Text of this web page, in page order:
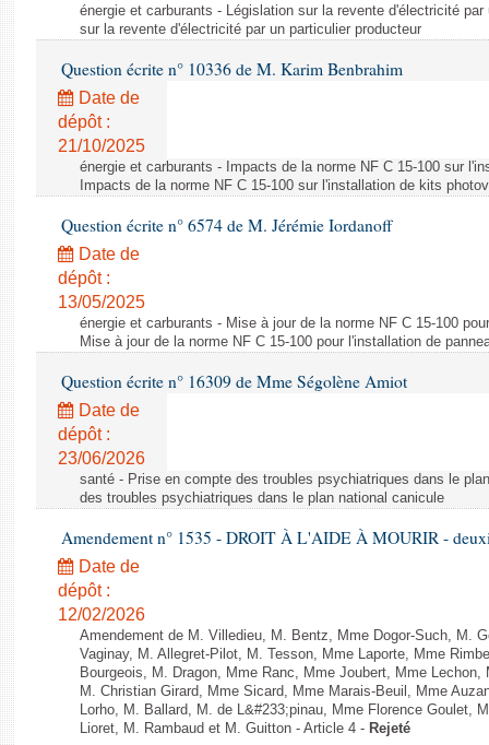
énergie et carburants - Législation sur la revente d'électricité
sur la revente d'électricité par un particulier producteur
Question écrite n° 10336 de M. Karim Benbrahim
Date de
dépôt :
21/10/2025
énergie et carburants - Impacts de la norme NF C 15-100 sur
Impacts de la norme NF C 15-100 sur l'installation de kits
Question écrite n° 6574 de M. Jérémie Iordanoff
Date de
dépôt :
13/05/2025
énergie et carburants - Mise à jour de la norme NF C 15-100
Mise à jour de la norme NF C 15-100 pour l'installation de
Question écrite n° 16309 de Mme Ségolène Amiot
Date de
dépôt :
23/06/2026
santé - Prise en compte des troubles psychiatriques dans le
des troubles psychiatriques dans le plan national canicule
Amendement n° 1535 - DROIT À L'AIDE À MOURIR -
Date de
dépôt :
12/02/2026
Amendement de M. Villedieu, M. Bentz, Mme Dogor-Such, M.
Vaginay, M. Allegret-Pilot, M. Tesson, Mme Laporte, Mme
Bourgeois, M. Dragon, Mme Ranc, Mme Joubert, Mme
M. Christian Girard, Mme Sicard, Mme Marais-Beuil, Mme
Lorho, M. Ballard, M. de L&#233;pinau, Mme Florence Goulet,
Lioret, M. Rambaud et M. Guitton - Article 4 - Rejeté